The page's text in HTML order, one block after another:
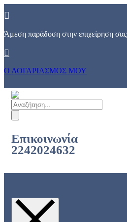
to
Άμεση παράδοση στην επιχείρηση σας
Ο ΛΟΓΑΡΙΑΣΜΟΣ ΜΟΥ
Products
search
Επικοινωνία
2242024632